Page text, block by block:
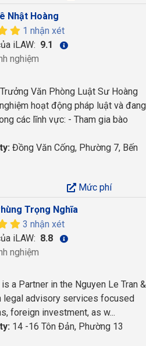
Nhật Hoàng
1 nhận xét
iLAW: 9.1
nghiệm
Văn Phòng Luật Sư Hoàng
hoạt động pháp luật và đang
các lĩnh vực: - Tham gia bào
Đồng Văn Cống, Phường 7, Bến
Mức phí
Trọng Nghĩa
3 nhận xét
iLAW: 8.8
nghiệm
a Partner in the Nguyen Le Tran &
legal advisory services focused
foreign investment, as w...
14 -16 Tôn Đản, Phường 13